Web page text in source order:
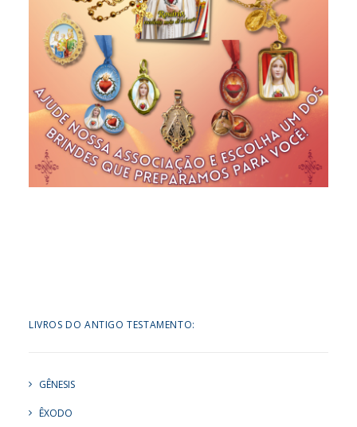
LIVROS DO ANTIGO TESTAMENTO:
GÊNESIS
ÊXODO